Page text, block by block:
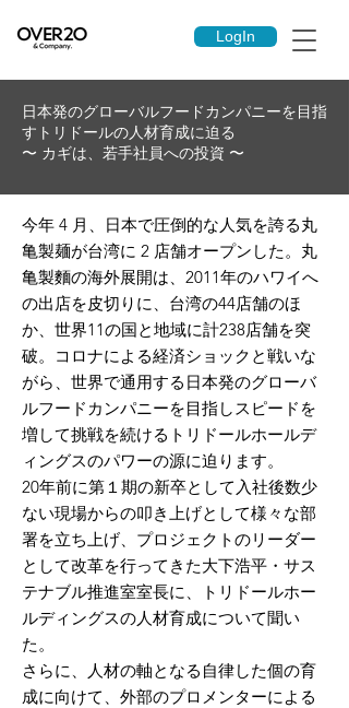
LogIn
日本発のグローバルフードカンパニーを目指
す トリドールの人材育成に迫る
〜 カギは、若手社員への投資 〜
今年 4 月、日本で圧倒的な人気を誇る丸
亀製麺が台湾に 2 店舗オープンした。丸
亀製麵の海外展開は、2011年のハワイへ
の出店を皮切りに、台湾の44店舗のほ
か、世界11の国と地域に計238店舗を突
破。コロナによる経済ショックと戦いな
がら、世界で通用する日本発のグローバ
ルフードカンパニーを目指しスピードを
増して挑戦を続けるトリドールホールデ
ィングスのパワーの源に迫ります。
20年前に第１期の新卒として入社後数少
ない現場からの叩き上げとして様々な部
署を立ち上げ、プロジェクトのリーダー
として改革を行ってきた大下浩平・サス
テナブル推進室室長に、トリドールホー
ルディングスの人材育成について聞い
た。
さらに、人材の軸となる自律した個の育
成に向けて、外部のプロメンターによる